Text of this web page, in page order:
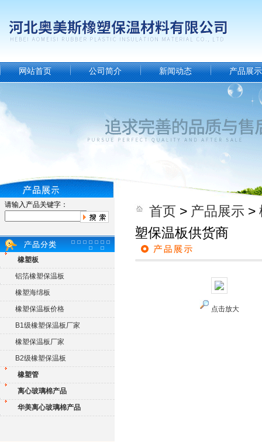
网站首页 公司简介 新闻动态 产品展示
请输入产品关键字：
橡塑板
铝箔橡塑保温板
橡塑海绵板
橡塑保温板价格
B1级橡塑保温板厂家
橡塑保温板厂家
B2级橡塑保温板
橡塑管
离心玻璃棉产品
华美离心玻璃棉产品
首页 > 产品展示 >
塑保温板供货商
点击放大